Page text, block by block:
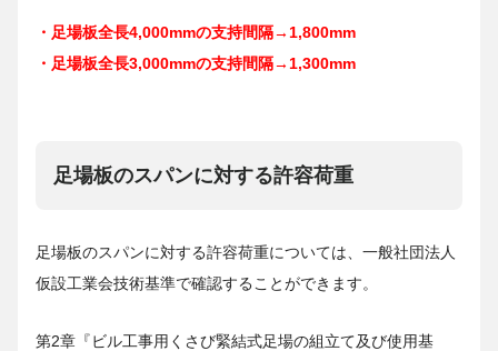
・足場板全長4,000mmの支持間隔→1,800mm
・足場板全長3,000mmの支持間隔→1,300mm
足場板のスパンに対する許容荷重
足場板のスパンに対する許容荷重については、一般社団法人
仮設工業会技術基準で確認することができます。
第2章『ビル工事用くさび緊結式足場の組立て及び使用基